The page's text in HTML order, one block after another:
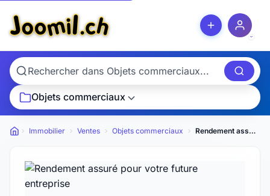
Objets commerciaux
Petites annonces
Immobilier Ventes Objets commerciaux Rendement assuré pour votre future entreprise